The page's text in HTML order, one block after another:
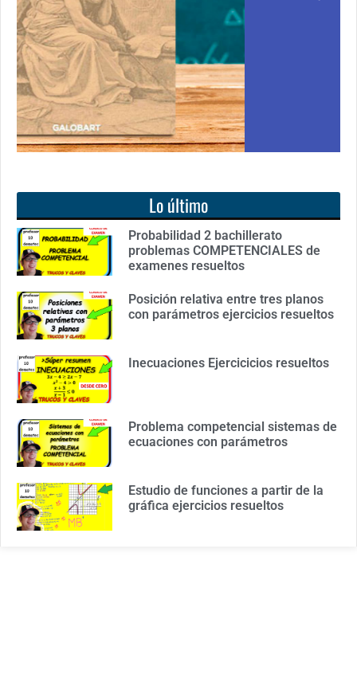
de cero
de
libro: Unas matemáticas para todos
Ver libro
Lo último
Probabilidad 2 bachillerato
problemas COMPETENCIALES de
examenes resueltos
Posición relativa entre tres planos
con parámetros ejercicios resueltos
Inecuaciones Ejercicicios resueltos
Problema competencial sistemas de
ecuaciones con parámetros
Estudio de funciones a partir de la
gráfica ejercicios resueltos